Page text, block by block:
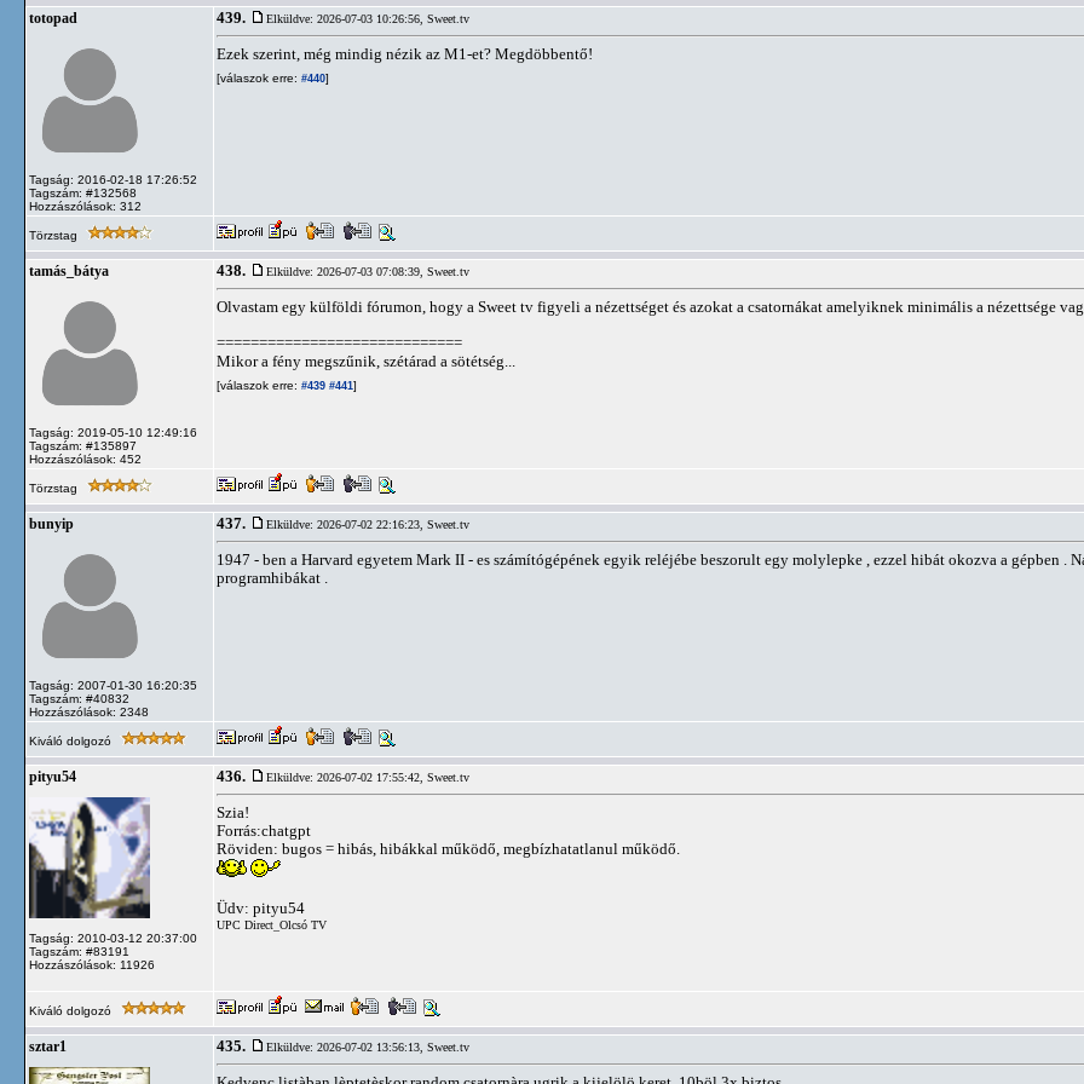
totopad
Tagság: 2016-02-18 17:26:52
Tagszám: #132568
Hozzászólások: 312
439. Elküldve: 2026-07-03 10:26:56, Sweet.tv
Ezek szerint, még mindig nézik az M1-et? Megdöbbentő!
[válaszok erre: #440]
Törzstag
tamás_bátya
Tagság: 2019-05-10 12:49:16
Tagszám: #135897
Hozzászólások: 452
438. Elküldve: 2026-07-03 07:08:39, Sweet.tv
Olvastam egy külföldi fórumon, hogy a Sweet tv figyeli a nézettséget és azokat a csatornákat amelyiknek minimális a nézettsége
=============================
Mikor a fény megszűnik, szétárad a sötétség...
[válaszok erre: #439 #441]
Törzstag
bunyip
Tagság: 2007-01-30 16:20:35
Tagszám: #40832
Hozzászólások: 2348
437. Elküldve: 2026-07-02 22:16:23, Sweet.tv
1947 - ben a Harvard egyetem Mark II - es számítógépének egyik reléjébe beszorult egy molylepke , ezzel hibát okozva a gépben .
programhibákat .
Kiváló dolgozó
pityu54
Tagság: 2010-03-12 20:37:00
Tagszám: #83191
Hozzászólások: 11926
436. Elküldve: 2026-07-02 17:55:42, Sweet.tv
Szia!
Forrás:chatgpt
Röviden: bugos = hibás, hibákkal működő, megbízhatatlanul működő.
Üdv: pityu54
UPC Direct_Olcsó TV
Kiváló dolgozó
sztar1 435. Elküldve: 2026-07-02 13:56:13, Sweet.tv